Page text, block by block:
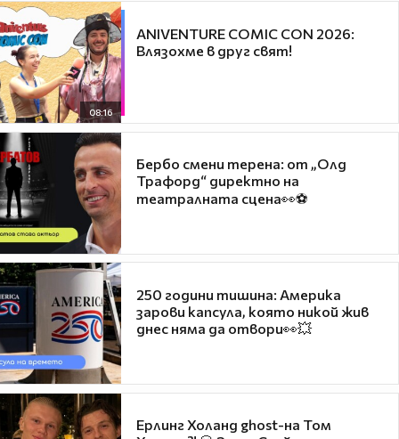
08:16
ANIVENTURE COMIC CON 2026:
Влязохме в друг свят!
Бербо смени терена: от „Олд
Трафорд“ директно на
театралната сцена👀⚽
250 години тишина: Америка
зарови капсула, която никой жив
днес няма да отвори👀💥
Ерлинг Холанд ghost-на Том